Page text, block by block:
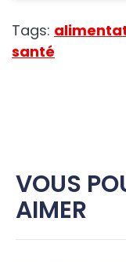
Tags:
santé
VOUS
AIMER